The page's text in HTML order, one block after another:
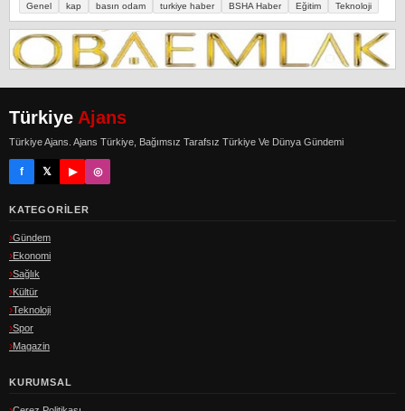
Genel
kap basın odam turkiye haber BSHA Haber Eğitim Teknoloji
Türkiye Ajans
Türkiye Ajans. Ajans Türkiye, Bağımsız Tarafsız Türkiye Ve Dünya Gündemi
f 𝕏 ▶ ◎
KATEGORILER
Gündem
Ekonomi
Sağlık
Kültür
Teknoloji
Spor
Magazin
KURUMSAL